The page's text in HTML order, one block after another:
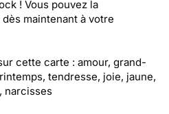
! Vous pouvez la
maintenant à votre
cette carte : amour, grand-
tendresse, joie, jaune,
narcisses